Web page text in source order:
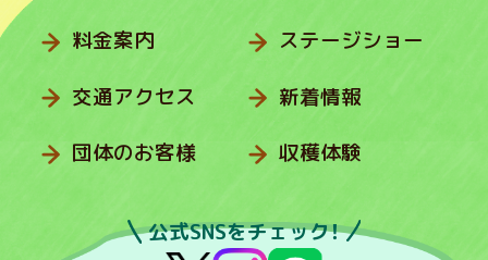
料金案内
交通アクセス
団体のお客様
ステージショー
新着情報
収穫体験
公式SNSをチェック！